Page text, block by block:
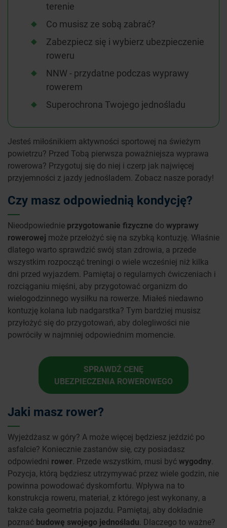
terenie
Co musisz ze sobą zabrać?
Zabezpiecz się i wybierz ubezpieczenie
roweru
NNW - przydatne podczas wyprawy
rowerem
Superochrona Twojego jednośladu
Jesteś miłośnikiem aktywności sportowej na świeżym
powietrzu? Przed Tobą pierwsza poważniejsza wyprawa
rowerowa? Przygotuj się do niej i czerp jak najwięcej
przyjemności z jazdy jednośladem. Zobacz nasze porady!
Czy masz odpowiednią kondycję?
Nieodpowiednie przygotowanie fizyczne do wyprawy
rowerowej może przełożyć się na szybką kontuzję. Właśnie
dlatego warto sprawdzić swój stan zdrowia, a przede
wszystkim rozpocząć treningi o wiele wcześniej niż kilka
dni przed wyjazdem. Pamiętaj o regularnych ćwiczeniach i
rozciąganiu mięśni, aby przygotować organizm do
wielogodzinnego wysiłku na rowerze. Miałeś niedawno
kontuzję kolana lub nadgarstka? Tym bardziej musisz
przyłożyć się do przygotowań, aby dolegliwości nie
powróciły w najmniej odpowiednim momencie.
SPRAWDŹ CENĘ
UBEZPIECZENIA ROWEROWEGO
Jaki masz rower?
Wyjeżdżasz w góry? A może więcej będziesz jeździć po
asfalcie? Koniecznie zastanów się, czy posiadasz
odpowiedni rower. Przede wszystkim, musi byćwygodny.
Pozycja, którą będziesz utrzymywać przez wiele godzin, nie
powinna powodować dyskomfortu. Wpływa na to
konstrukcja roweru, materiał, z którego jest wykonany, a
także cała geometria pojazdu. Pamiętaj, aby dokładnie
poznać budowę swojego jednośladu. Dlaczego to ważne?